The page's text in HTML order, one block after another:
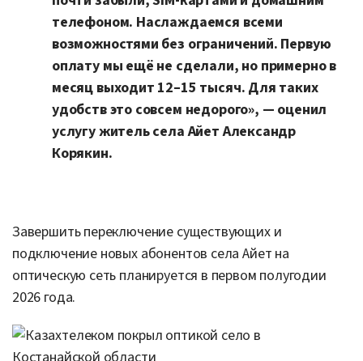
телефоном. Наслаждаемся всеми
возможностями без ограничений. Первую
оплату мы ещё не сделали, но примерно в
месяц выходит 12–15 тысяч. Для таких
удобств это совсем недорого», — оценил
услугу житель села Айет Александр
Корякин.
Завершить переключение существующих и
подключение новых абонентов села Айет на
оптическую сеть планируется в первом полугодии
2026 года.